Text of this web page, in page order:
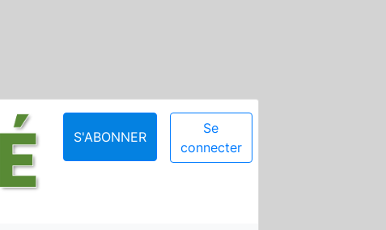
S'ABONNER
Se
connecter